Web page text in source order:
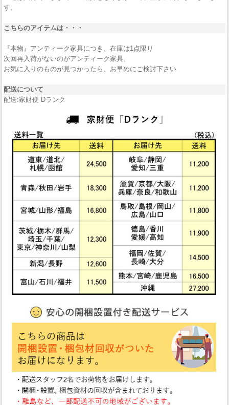
す。
こちらのアイテムは・・・
『本物』アンティーク家具につき、在庫は1点限り
次回再入荷がないのがアンティーク家具。
お気に入りのものが見つかったら、お早めにご検討下さい
配送について
配送:家財便 Dランク